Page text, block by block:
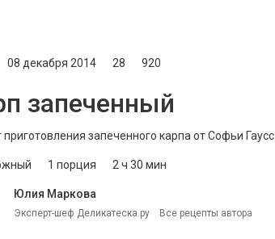
08 декабря 2014 28 920
запеченный
приготовления запеченного карпа от Софьи Гаусс
1 порция 2 ч 30 мин
Юлия Маркова
Эксперт-шеф Деликатеска.ру Все рецепты автора